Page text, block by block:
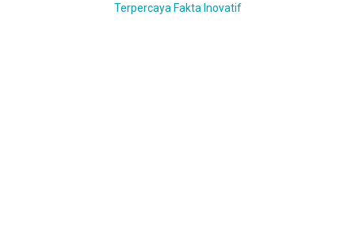
Terpercaya Fakta Inovatif